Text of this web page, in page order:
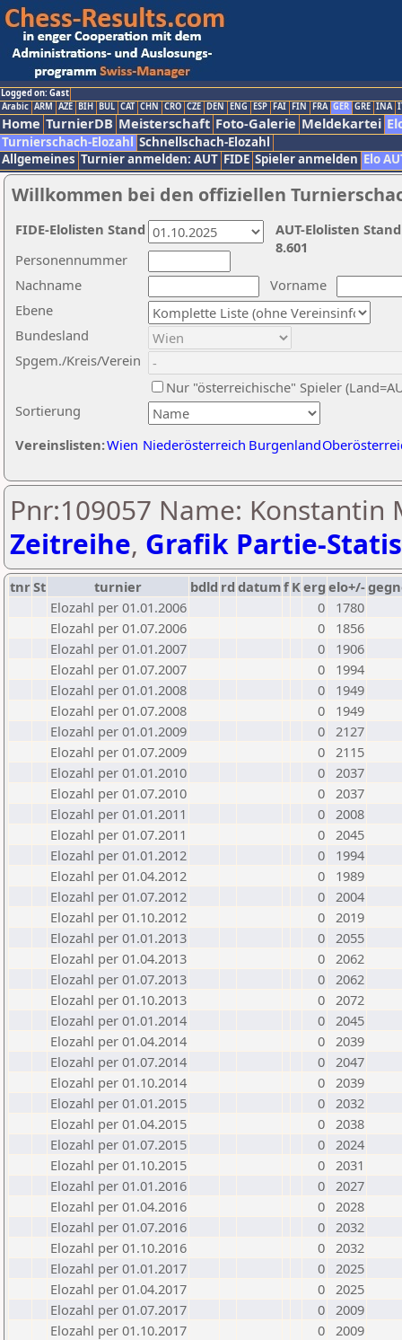
Logged on: Gast
Arabic ARM AZE BIH BUL CAT CHN CRO CZE DEN ENG ESP FAI FIN FRA GER GRE INA
Home TurnierDB Meisterschaft Foto-Galerie Meldekartei
Turnierschach-Elozahl Schnellschach-Elozahl
Allgemeines Turnier anmelden: AUT FIDE Spieler anmelden Elo
Willkommen bei den offiziellen
Nachname
Vorname
Ebene
Sortierung
Personennummer
Bundesland
Spgem./Kreis/Verein
Nur "österreichische" Spieler
Vereinslisten:Wien Niederösterreich Burgenland
AUT-Elolisten
8.601
FIDE-Elolisten Stand
Pnr:109057 Name: Konstantin
Zeitreihe, Grafik Partie-
tnrSt turnier bdld rd datumf Kerg elo+/-
Elozahl per 01.01.2006
0
1780
Elozahl per 01.07.2006
0
1856
Elozahl per 01.01.2007
0
1906
Elozahl per 01.07.2007
0
1994
Elozahl per 01.01.2008
0
1949
Elozahl per 01.07.2008
0
1949
Elozahl per 01.01.2009
0 2127
Elozahl per 01.07.2009
0 2115
Elozahl per 01.01.2010
0 2037
Elozahl per 01.07.2010
0 2037
Elozahl per 01.01.2011
0 2008
Elozahl per 01.07.2011
0 2045
Elozahl per 01.01.2012
0
1994
Elozahl per 01.04.2012
0
1989
Elozahl per 01.07.2012
0 2004
Elozahl per 01.10.2012
0 2019
Elozahl per 01.01.2013
0 2055
Elozahl per 01.04.2013
0 2062
Elozahl per 01.07.2013
0 2062
Elozahl per 01.10.2013
0 2072
Elozahl per 01.01.2014
0 2045
Elozahl per 01.04.2014
0 2039
Elozahl per 01.07.2014
0 2047
Elozahl per 01.10.2014
0 2039
Elozahl per 01.01.2015
0 2032
Elozahl per 01.04.2015
0 2038
Elozahl per 01.07.2015
0 2024
Elozahl per 01.10.2015
0 2031
Elozahl per 01.01.2016
0 2027
Elozahl per 01.04.2016
0 2028
Elozahl per 01.07.2016
0 2032
Elozahl per 01.10.2016
0 2032
Elozahl per 01.01.2017
0 2025
Elozahl per 01.04.2017
0 2025
Elozahl per 01.07.2017
0 2009
Elozahl per 01.10.2017
0 2009